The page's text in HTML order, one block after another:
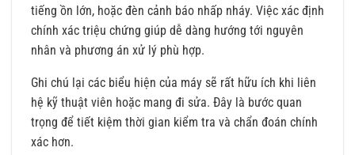
tiếng ồn lớn, hoặc đèn cảnh báo nhấp nháy. Việc xác định
chính xác triệu chứng giúp dễ dàng hướng tới nguyên
nhân và phương án xử lý phù hợp.
Ghi chú lại các biểu hiện của máy sẽ rất hữu ích khi liên
hệ kỹ thuật viên hoặc mang đi sửa. Đây là bước quan
trọng để tiết kiệm thời gian kiểm tra và chẩn đoán chính
xác hơn.